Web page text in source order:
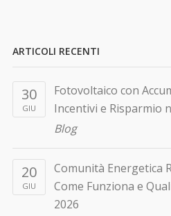
ARTICOLI RECENTI
30
GIU
Fotovoltaico con
Incentivi e Risparmio
Blog
20
GIU
Comunità Energetica
Come Funziona e
2026